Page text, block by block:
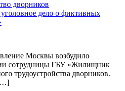
дело о фиктивных
Москвы возбудило
сотрудницы ГБУ «Жилищник
трудоустройства дворников.